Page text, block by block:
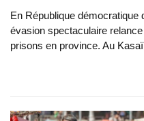
En République démocratique
évasion spectaculaire
prisons en province. Au